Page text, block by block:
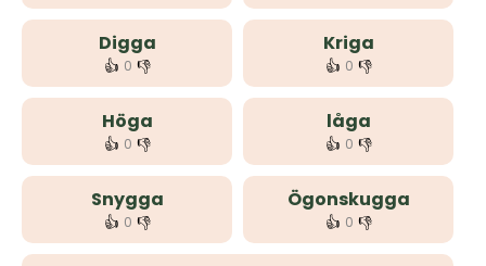
Digga
👍 0 👎
Kriga
👍 0 👎
Höga
👍 0 👎
låga
👍 0 👎
Snygga
👍 0 👎
Ögonskugga
👍 0 👎